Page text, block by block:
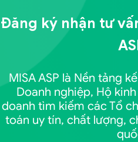
Đăng ký nhận tư
MISA ASP là Nền tảng
Doanh nghiệp, Hộ
doanh tìm kiếm các Tổ
toán uy tín, chất lượng,